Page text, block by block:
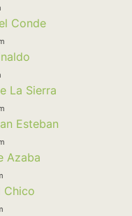
Conde
La Sierra
Esteban
Azaba
Chico